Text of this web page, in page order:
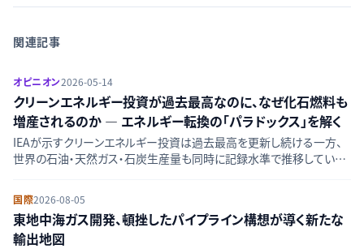
関連記事
オピニオン2026-05-14
クリーンエネルギー投資が過去最高なのに、なぜ化石燃料も
増産されるのか — エネルギー転換の「パラドックス」を解く
IEAが示すクリーンエネルギー投資は過去最高を更新し続ける一方、
世界の石油・天然ガス・石炭生産量も同時に記録水準で推移している。
のか。需要構造・投資ロジック・政策ギャップの三つの軸から、移行の本
質的な課題を論じる。
国際2026-08-05
東地中海ガス開発、頓挫したパイプライン構想が導く新たな
輸出地図